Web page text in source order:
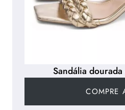
Sandália
COMPRE